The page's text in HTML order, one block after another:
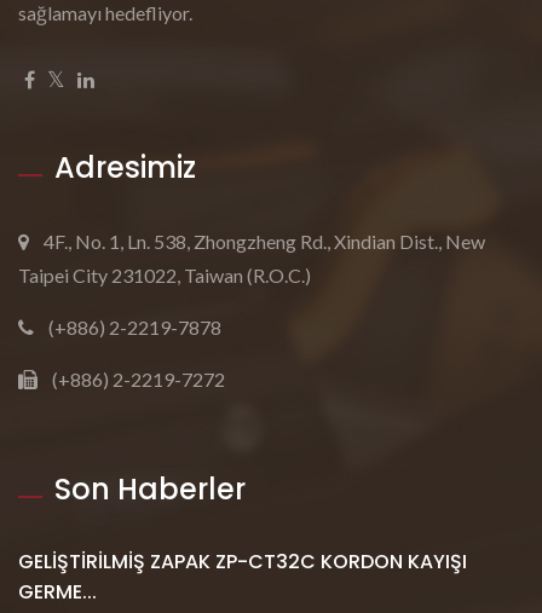
sağlamayı hedefliyor.
Adresimiz
4F., No. 1, Ln. 538, Zhongzheng Rd., Xindian Dist., New
Taipei City 231022, Taiwan (R.O.C.)
(+886) 2-2219-7878
(+886) 2-2219-7272
Son Haberler
GELİŞTİRİLMİŞ ZAPAK ZP-CT32C KORDON KAYIŞI
GERME...